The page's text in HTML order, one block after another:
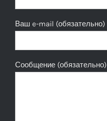
Ваш e-mail (обязательно)
Сообщение (обязательно)